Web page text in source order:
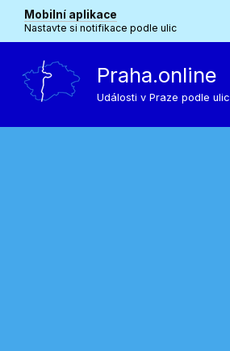
Mobilní aplikace
Nastavte si notifikace podle ulic
Praha.online
Události v Praze podle ulic